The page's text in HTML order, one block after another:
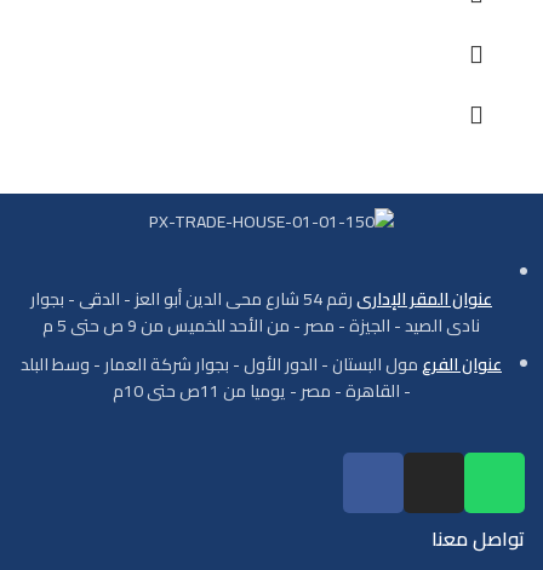
عنوان المقر الإدارى
رقم 54 شارع محى الدين أبو العز - الدقى - بجوار
نادى الصيد - الجيزة - مصر - من الأحد للخميس من 9 ص حتى 5 م
عنوان الفرعمول البستان - الدور الأول - بجوار شركة العمار - وسط البلد
- القاهرة - مصر - يوميا من 11ص حتى 10م
تواصل معنا